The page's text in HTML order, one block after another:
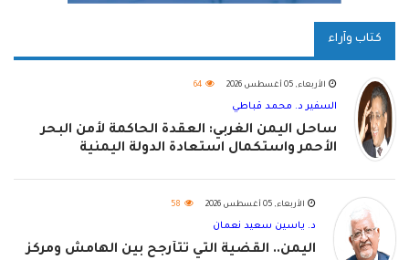
كتاب وآراء
الأربعاء, 05 أغسطس 2026 64
السفير د. محمد قباطي
ساحل اليمن الغربي: العقدة الحاكمة لأمن البحر
الأحمر واستكمال استعادة الدولة اليمنية
الأربعاء, 05 أغسطس 2026 58
د. ياسين سعيد نعمان
اليمن.. القضية التي تتأرجح بين الهامش ومركز